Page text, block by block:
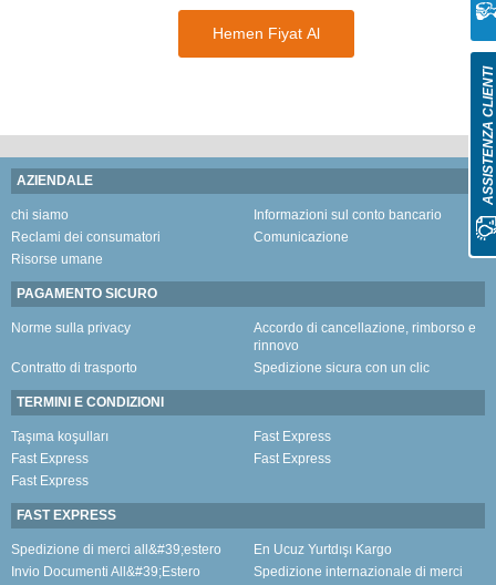
Hemen Fiyat Al
AZIENDALE
chi siamo
Informazioni sul conto bancario
Reclami dei consumatori
Comunicazione
Risorse umane
PAGAMENTO SICURO
Norme sulla privacy
Accordo di cancellazione, rimborso e
rinnovo
Contratto di trasporto
Spedizione sicura con un clic
TERMINI E CONDIZIONI
Taşıma koşulları
Fast Express
Fast Express
Fast Express
Fast Express
FAST EXPRESS
Spedizione di merci all&#39;estero
En Ucuz Yurtdışı Kargo
Invio Documenti All&#39;Estero
Spedizione internazionale di merci
ASSISTENZA CLIENTI